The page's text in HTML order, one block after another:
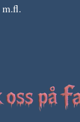
m.fl.